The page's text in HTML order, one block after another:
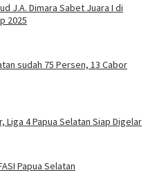
J.A. Dimara Sabet Juara I di
2025
sudah 75 Persen, 13 Cabor
Liga 4 Papua Selatan Siap Digelar
Papua Selatan